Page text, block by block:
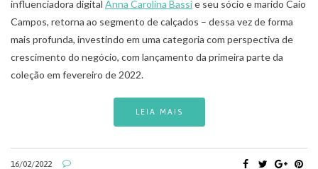
influenciadora digital Anna Carolina Bassie seu sócio e marido Caio
Campos, retorna ao segmento de calçados – dessa vez de forma
mais profunda, investindo em uma categoria com perspectiva de
crescimento do negócio, com lançamento da primeira parte da
coleção em fevereiro de 2022.
LEIA MAIS
16/02/2022